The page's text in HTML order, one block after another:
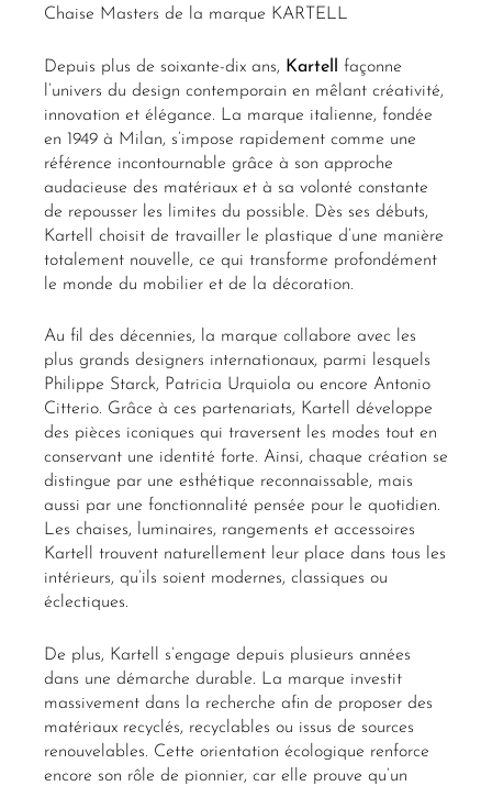
Chaise Masters de la marque KARTELL
Depuis plus de soixante-dix ans, Kartell
façonne
l’univers du design contemporain en mêlant créativité,
innovation et élégance. La marque italienne, fondée
en 1949 à Milan, s’impose rapidement comme une
référence incontournable grâce à son approche
audacieuse des matériaux et à sa volonté constante
de repousser les limites du possible. Dès ses débuts,
Kartell choisit de travailler le plastique d’une manière
totalement nouvelle, ce qui transforme profondément
le monde du mobilier et de la décoration.
Au fil des décennies, la marque collabore avec les
plus grands designers internationaux, parmi lesquels
Philippe Starck, Patricia Urquiola ou encore Antonio
Citterio. Grâce à ces partenariats, Kartell développe
des pièces iconiques qui traversent les modes tout en
conservant une identité forte. Ainsi, chaque création se
distingue par une esthétique reconnaissable, mais
aussi par une fonctionnalité pensée pour le quotidien.
Les chaises, luminaires, rangements et accessoires
Kartell trouvent naturellement leur place dans tous les
intérieurs, qu’ils soient modernes, classiques ou
éclectiques.
De plus, Kartell s’engage depuis plusieurs années
dans une démarche durable. La marque investit
massivement dans la recherche afin de proposer des
matériaux recyclés, recyclables ou issus de sources
renouvelables. Cette orientation écologique renforce
encore son rôle de pionnier, car elle prouve qu’un